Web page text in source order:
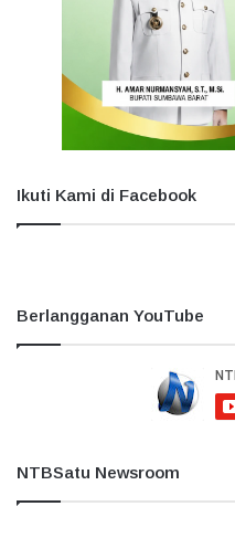
Ikuti Kami di Facebook
Berlangganan YouTube
NTBSatu Newsroom